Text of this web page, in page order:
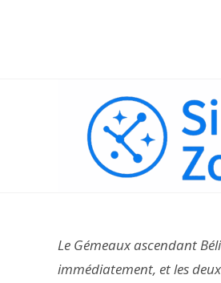
Le Gémeaux ascendant
immédiatement, et les